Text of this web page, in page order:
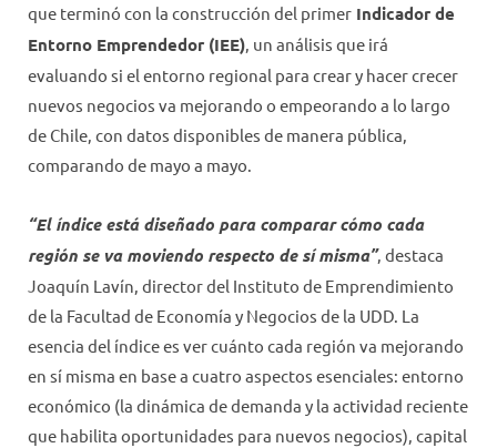
que terminó con la construcción del primer Indicador de
Entorno Emprendedor (IEE) , un análisis que irá
evaluando si el entorno regional para crear y hacer crecer
nuevos negocios va mejorando o empeorando a lo largo
de Chile, con datos disponibles de manera pública,
comparando de mayo a mayo.
“El índice está diseñado para comparar cómo cada
región se va moviendo respecto de sí misma”, destaca
Joaquín Lavín, director del Instituto de Emprendimiento
de la Facultad de Economía y Negocios de la UDD. La
esencia del índice es ver cuánto cada región va mejorando
en sí misma en base a cuatro aspectos esenciales: entorno
económico (la dinámica de demanda y la actividad reciente
que habilita oportunidades para nuevos negocios), capital